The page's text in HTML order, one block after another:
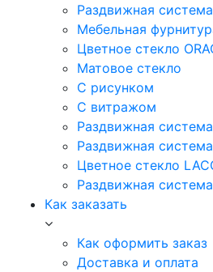
Раздвижная
Мебельная
Цветное стекло
Матовое стекло
C рисунком
C витражом
Раздвижная система
Раздвижная
Цветное стекло
Раздвижная
Как заказать
Как оформить заказ
Доставка и оплата